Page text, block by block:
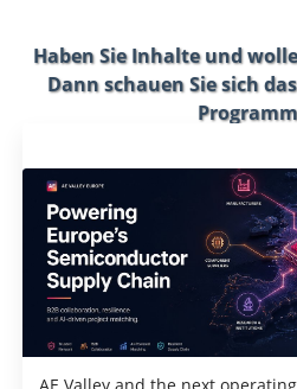
Haben Sie Inhalte und
Dann schauen Sie sich das
Programm